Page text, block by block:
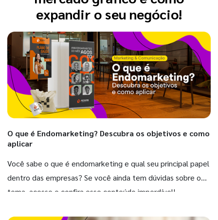
expandir o seu negócio!
O que é Endomarketing? Descubra os objetivos e como
aplicar
Você sabe o que é endomarketing e qual seu principal papel
dentro das empresas? Se você ainda tem dúvidas sobre o
tema, acesse e confira esse conteúdo imperdível!